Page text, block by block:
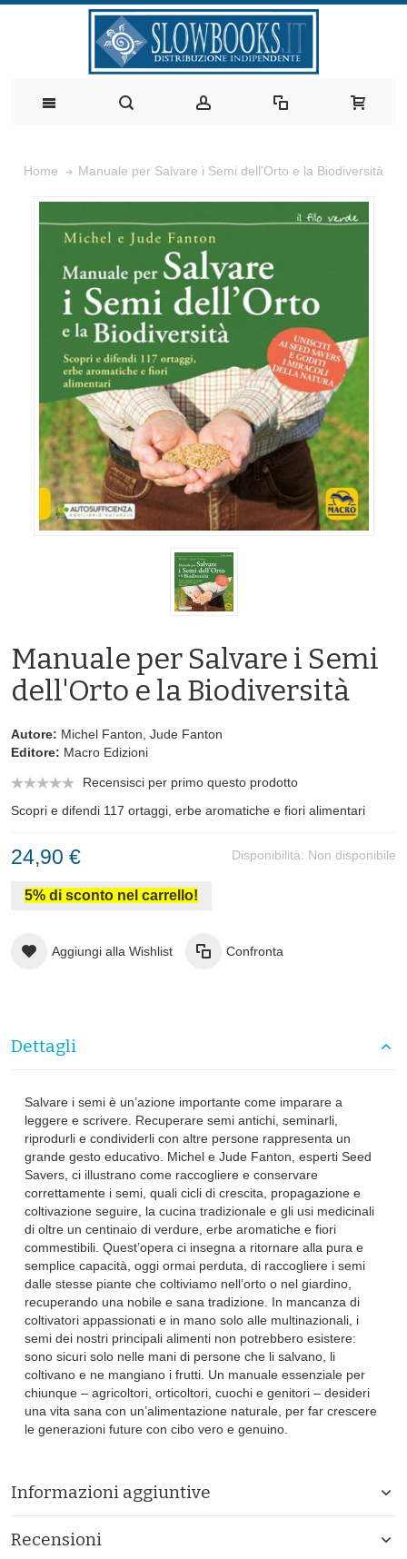
Home Manuale per Salvare i Semi dell'Orto e la Biodiversità
Manuale per Salvare i Semi
dell'Orto e la Biodiversità
Autore: Michel Fanton, Jude Fanton
Editore: Macro Edizioni
Recensisci per primo questo prodotto
Scopri e difendi 117 ortaggi, erbe aromatiche e fiori alimentari
Disponibilità: Non disponibile
24,90 €
5% di sconto nel carrello!
Aggiungi alla Wishlist Confronta
Dettagli
Salvare i semi è un’azione importante come imparare a
leggere e scrivere. Recuperare semi antichi, seminarli,
riprodurli e condividerli con altre persone rappresenta un
grande gesto educativo. Michel e Jude Fanton, esperti Seed
Savers, ci illustrano come raccogliere e conservare
correttamente i semi, quali cicli di crescita, propagazione e
coltivazione seguire, la cucina tradizionale e gli usi medicinali
di oltre un centinaio di verdure, erbe aromatiche e fiori
commestibili. Quest’opera ci insegna a ritornare alla pura e
semplice capacità, oggi ormai perduta, di raccogliere i semi
dalle stesse piante che coltiviamo nell’orto o nel giardino,
recuperando una nobile e sana tradizione. In mancanza di
coltivatori appassionati e in mano solo alle multinazionali, i
semi dei nostri principali alimenti non potrebbero esistere:
sono sicuri solo nelle mani di persone che li salvano, li
coltivano e ne mangiano i frutti. Un manuale essenziale per
chiunque – agricoltori, orticoltori, cuochi e genitori – desideri
una vita sana con un’alimentazione naturale, per far crescere
le generazioni future con cibo vero e genuino.
Informazioni aggiuntive
Recensioni